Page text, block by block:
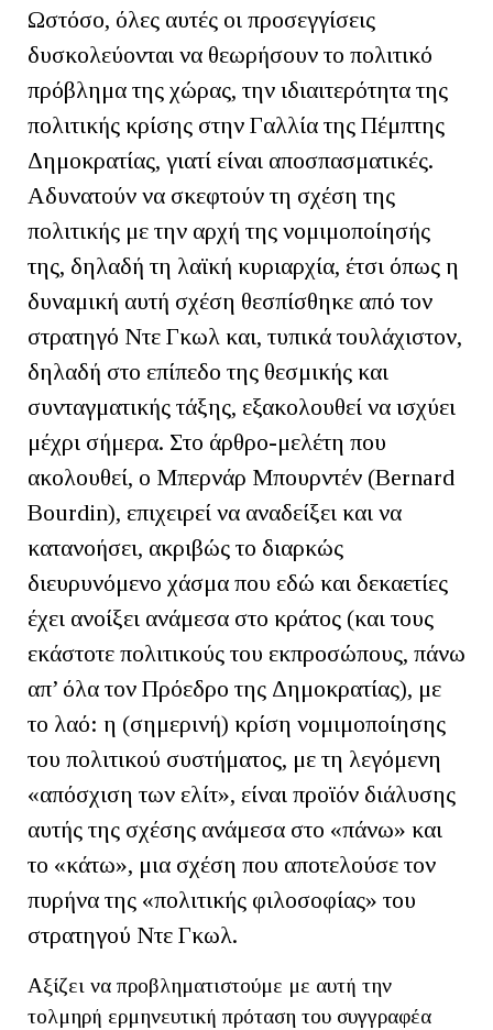
Ωστόσο, όλες αυτές οι προσεγγίσεις
δυσκολεύονται να θεωρήσουν το πολιτικό
πρόβλημα της χώρας, την ιδιαιτερότητα της
πολιτικής κρίσης στην Γαλλία της Πέμπτης
Δημοκρατίας, γιατί είναι αποσπασματικές.
Αδυνατούν να σκεφτούν τη σχέση της
πολιτικής με την αρχή της νομιμοποίησής
της, δηλαδή τη λαϊκή κυριαρχία, έτσι όπως η
δυναμική αυτή σχέση θεσπίσθηκε από τον
στρατηγό Ντε Γκωλ και, τυπικά τουλάχιστον,
δηλαδή στο επίπεδο της θεσμικής και
συνταγματικής τάξης, εξακολουθεί να ισχύει
μέχρι σήμερα. Στο άρθρο-μελέτη που
ακολουθεί, ο Μπερνάρ Μπουρντέν (Bernard
Bourdin), επιχειρεί να αναδείξει και να
κατανοήσει, ακριβώς το διαρκώς
διευρυνόμενο χάσμα που εδώ και δεκαετίες
έχει ανοίξει ανάμεσα στο κράτος (και τους
εκάστοτε πολιτικούς του εκπροσώπους, πάνω
απ’ όλα τον Πρόεδρο της Δημοκρατίας), με
το λαό: η (σημερινή) κρίση νομιμοποίησης
του πολιτικού συστήματος, με τη λεγόμενη
«απόσχιση των ελίτ», είναι προϊόν διάλυσης
αυτής της σχέσης ανάμεσα στο «πάνω» και
το «κάτω», μια σχέση που αποτελούσε τον
πυρήνα της «πολιτικής φιλοσοφίας» του
στρατηγού Ντε Γκωλ.
Αξίζει να προβληματιστούμε με αυτή την
τολμηρή ερμηνευτική πρόταση του συγγραφέα